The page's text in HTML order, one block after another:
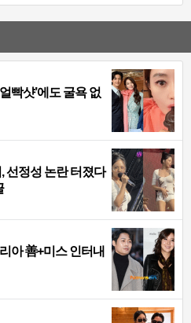
빡샷’에도 굴욕 없
선정성 논란 터졌다
아 善+미스 인터내